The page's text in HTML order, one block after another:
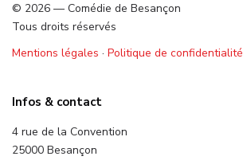
© 2026 — Comédie de Besançon
Tous droits réservés
Mentions légales · Politique de confidentialité
Infos & contact
4 rue de la Convention
25000 Besançon